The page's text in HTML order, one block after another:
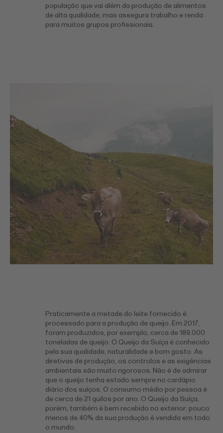
população que vai além da produção de alimentos
de alta qualidade, mas assegura trabalho e renda
para muitos grupos profissionais.
Praticamente a metade do leite fornecido é
processado para a produção de queijo. Em 2017,
foram produzidos, por exemplo, cerca de 189.000
toneladas de queijo. O Queijo da Suíça é conhecido
pela sua qualidade, naturalidade e bom gosto. As
diretivas de produção, os controlos e as exigências
ambientais são muito rigorosos. Não é de admirar
que o queijo tenha estado sempre no cardápio
diário dos suíços. O consumo médio por pessoa é
de cerca de 21 quilos por ano. O Queijo da Suíça,
porém, também é bem recebido no exterior: pouco
menos de 40% da sua produção é vendida em todo
o mundo.